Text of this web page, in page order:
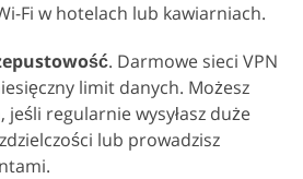
Fi w hotelach lub kawiarniach.
. Darmowe sieci VPN
limit danych. Możesz
jeśli regularnie wysyłasz duże
lub prowadzisz